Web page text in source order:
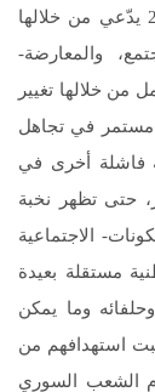
النظام ذاهب نحو انتخابات شبيهة بانتخابات 2014 يدّعي من خلالها
والمعارضة-
من خلالها تغيير
مستمر في تجاهل
فاشلة أخرى في
حتى تظهر نخبة
الاجتماعية
مستقلة بعيدة
وما يمكن
ثبت استهدافهم من
الشعب السوري